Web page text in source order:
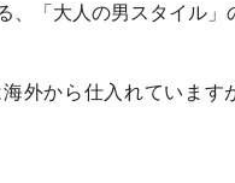
、「大人の男スタイル」
外から仕入れています